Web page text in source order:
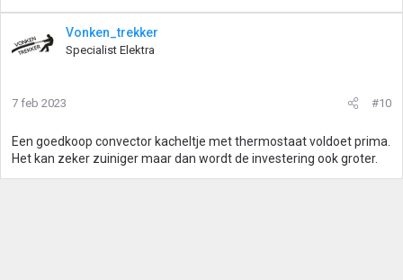
Vonken_trekker
Specialist Elektra
7 feb 2023 #10
Een goedkoop convector kacheltje met thermostaat voldoet prima.
Het kan zeker zuiniger maar dan wordt de investering ook groter.